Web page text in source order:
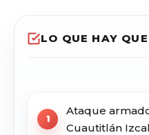
LO QUE HAY
Ataque
Cuautitlán